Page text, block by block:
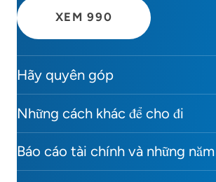
XEM 990
Hãy quyên góp
Những cách khác để cho đi
Báo cáo tài chính và những